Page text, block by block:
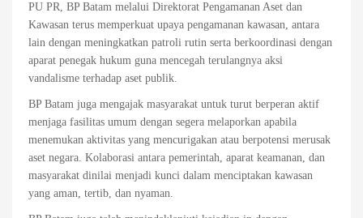
PU PR, BP Batam melalui Direktorat Pengamanan Aset dan
Kawasan terus memperkuat upaya pengamanan kawasan, antara
lain dengan meningkatkan patroli rutin serta berkoordinasi dengan
aparat penegak hukum guna mencegah terulangnya aksi
vandalisme terhadap aset publik.
BP Batam juga mengajak masyarakat untuk turut berperan aktif
menjaga fasilitas umum dengan segera melaporkan apabila
menemukan aktivitas yang mencurigakan atau berpotensi merusak
aset negara. Kolaborasi antara pemerintah, aparat keamanan, dan
masyarakat dinilai menjadi kunci dalam menciptakan kawasan
yang aman, tertib, dan nyaman.